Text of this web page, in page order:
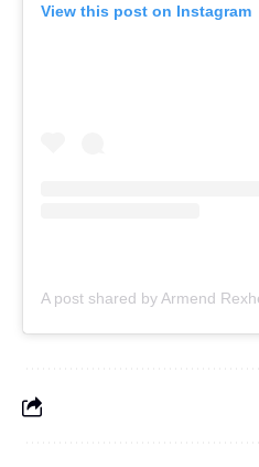
View this post on Instagram